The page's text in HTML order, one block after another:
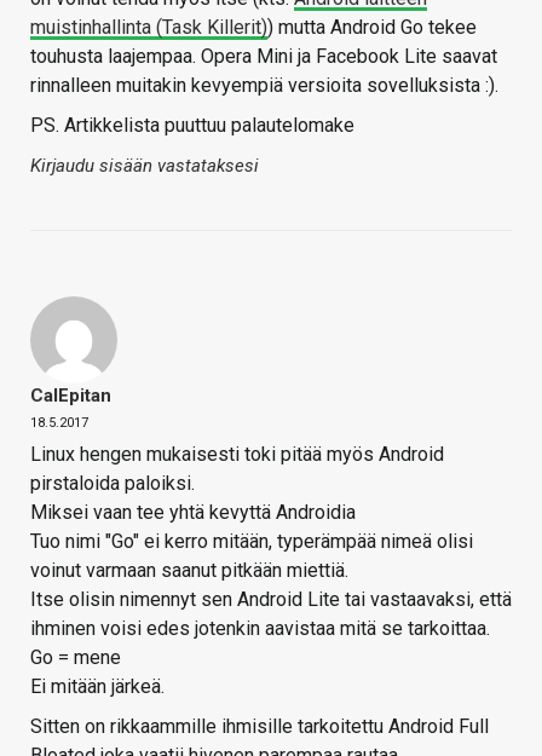
muistinhallinta (Task Killerit)) mutta Android Go tekee
touhusta laajempaa. Opera Mini ja Facebook Lite saavat
rinnalleen muitakin kevyempiä versioita sovelluksista :).
PS. Artikkelista puuttuu palautelomake
Kirjaudu sisään vastataksesi
CalEpitan
18.5.2017
Linux hengen mukaisesti toki pitää myös Android
pirstaloida paloiksi.
Miksei vaan tee yhtä kevyttä Androidia
Tuo nimi "Go" ei kerro mitään, typerämpää nimeä olisi
voinut varmaan saanut pitkään miettiä.
Itse olisin nimennyt sen Android Lite tai vastaavaksi, että
ihminen voisi edes jotenkin aavistaa mitä se tarkoittaa.
Go = mene
Ei mitään järkeä.
Sitten on rikkaammille ihmisille tarkoitettu Android Full